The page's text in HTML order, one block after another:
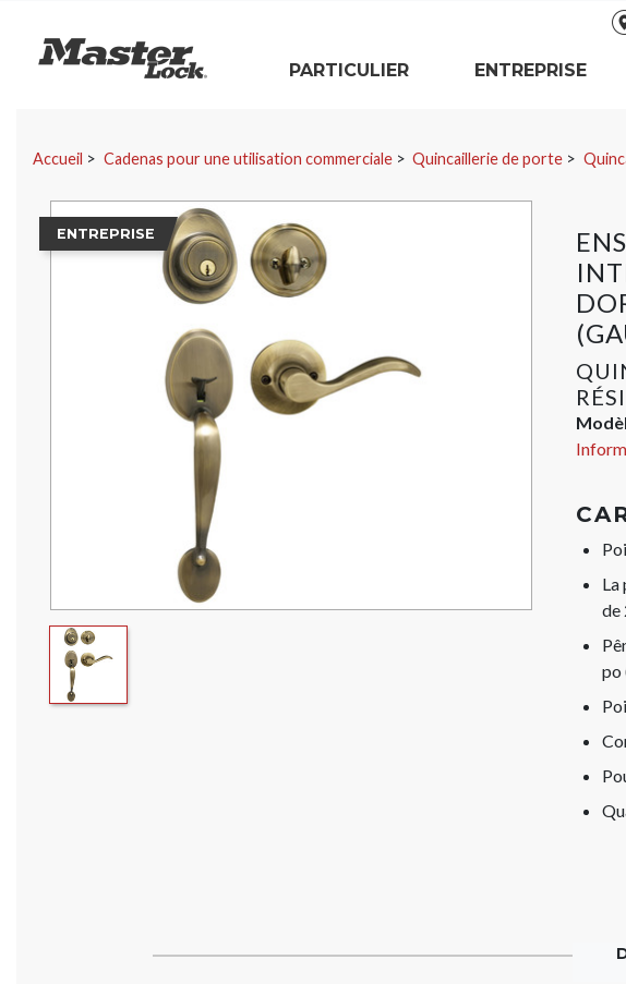
Master Lock
PARTICULIER
ENTREPRISE
Accueil Cadenas pour une utilisation commerciale Quincaillerie de porte
ENTREPRISE
La
de
po